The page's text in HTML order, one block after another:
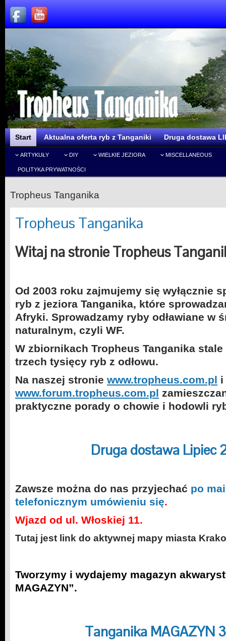
Start Aktualna oferta ryb z Tanganiki Druga dostawa
ARTYKUŁY DIY WIELKIE JEZIORA MISCELLANEOUS
POLITYKA PRYWATNOŚCI
Tropheus Tanganika
Tropheus Tanganika
Witaj na stronie Tropheus
Od 2003 roku zajmujemy się wyłącznie
ryb z jeziora Tanganika, które
Afryki. Sprowadzamy ryby odławiane w
naturalnym, czyli WF.
W zbiornikach Tropheus Tanganika stale
trzech tysięcy ryb z odłowu.
Na naszej stronie www.tropheus.com.pl i
www.forum.tropheus.com.pl
praktyczne porady o chowie i hodowli
Druga dostawa Lipiec
Zawsze można do nas przyjechać po
telefonicznym umówieniu się.
Wjazd od ul. Włoskiej 11.
Tutaj jest link do aktywnej mapy miasta
Tworzymy i wydajemy magazyn
MAGAZYN”.
Tanganika MAGAZYN